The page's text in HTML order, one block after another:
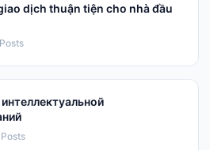
dịch thuận tiện cho nhà đầu